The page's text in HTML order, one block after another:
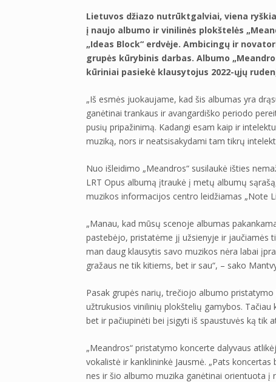
Lietuvos džiazo nutrūktgalviai, viena
į naujo albumo ir vinilinės plokštelės
„Ideas Block“ erdvėje. Ambicingų ir
grupės kūrybinis darbas. Albumo
kūriniai pasiekė klausytojus 2022-ųjų
„Iš esmės juokaujame, kad šis albumas yra
ganėtinai trankaus ir avangardiško periodo
pusių pripažinimą. Kadangi esam kaip ir
muziką, nors ir neatsisakydami tam tikrų
Nuo išleidimo „Meandros“ susilaukė išties
LRT Opus albumą įtraukė į metų albumų
muzikos informacijos centro leidžiamas „Note
„Manau, kad mūsų scenoje albumas
pastebėjo, pristatėme jį užsienyje ir jaučiamės
man daug klausytis savo muzikos nėra labai
gražaus ne tik kitiems, bet ir sau“, – sako
Pasak grupės narių, trečiojo albumo
užtrukusios vinilinių plokštelių gamybos.
bet ir pačiupinėti bei įsigyti iš spaustuvės ką tik
„Meandros“ pristatymo koncerte dalyvaus
vokalistė ir kanklininkė Jausmė. „Pats
nes ir šio albumo muzika ganėtinai orientuota į